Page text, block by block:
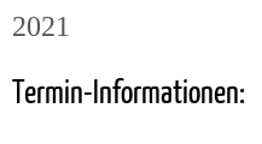
2021
Termin-Informationen: